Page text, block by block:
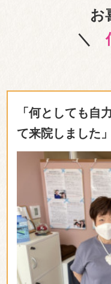
お
＼
「何としても自
て来院しました」